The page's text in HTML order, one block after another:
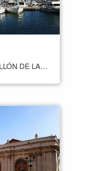
EL GRAO DE CASTELLÓN DE LA PLANA ES UN BARRIO MARÍTIMO SITUADO AL NORTE DE LA CIUDAD, EN LA DESEMBOCADURA DEL RÍO SECO. ES UNO DE LOS LUGARES MÁS TURÍSTICOS Y CONCURRIDOS DE LA CIUDAD, YA QUE CUENTA CON UNA GRAN OFERTA DE OCIO, TURISMO Y GASTRONOMÍA. EL GRAO DE CASTELLÓN ES UN LUGAR IDEAL PARA DISFRUTAR DEL MAR Y LA PLAYA, YA QUE CUENTA CON UNA AMPLIA PLAYA DE ARENA FINA Y AGUAS CRISTALINAS, ASÍ COMO CON UN PUERTO DEPORTIVO DONDE SE PUEDEN PRACTICAR DEPORTES NÁUTICOS Y DISFRUTAR DE LA NAVEGACIÓN. ADEMÁS DE SU OFERTA TURÍSTICA, EL GRAO DE CASTELLÓN CUENTA CON UNA AMPLIA OFERTA GASTRONÓMICA, CON NUMEROSOS RESTAURANTES Y BARES QUE OFRECEN PLATOS TÍPICOS DE LA GASTRONOMÍA LOCAL, COMO LOS ARROCES, LOS PESCADOS Y LOS MARISCOS. EL GRAO DE CASTELLÓN ES TAMBIÉN UN LUGAR IDEAL PARA PASEAR Y DISFRUTAR DE SU AMBIENTE ANIMADO Y FESTIVO. CUENTA CON NUMEROSAS TIENDAS, BARES Y TERRAZAS DONDE SE PUEDEN TOMAR UNAS TAPAS O UNA COPA, ASÍ COMO CON UN CINE Y UN TEATRO DONDE SE PUEDEN DISFRUTAR DE LAS ÚLTIMAS PELÍCULAS Y ESPECTÁCULOS.